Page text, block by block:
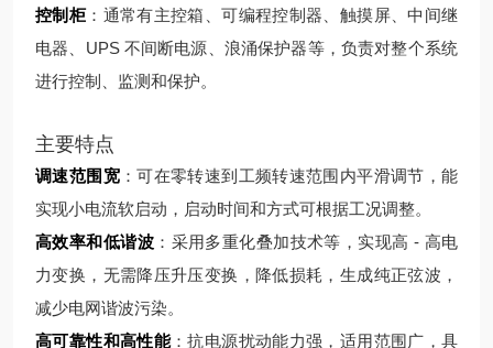
控制柜：通常有主控箱、可编程控制器、触摸屏、中间继
电器、UPS 不间断电源、浪涌保护器等，负责对整个系统
进行控制、监测和保护。
主要特点
调速范围宽：可在零转速到工频转速范围内平滑调节，能
实现小电流软启动，启动时间和方式可根据工况调整。
高效率和低谐波 ：采用多重化叠加技术等，实现高 - 高电
力变换，无需降压升压变换，降低损耗，生成纯正弦波，
减少电网谐波污染。
高可靠性和高性能：抗电源扰动能力强，适用范围广，具